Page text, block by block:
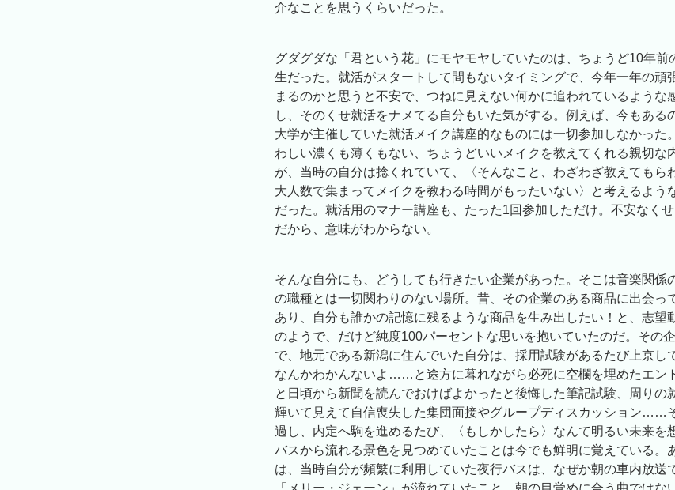
介なことを思うくらいだった。
グダグダな「君という花」にモヤモヤしていたのは、ちょうど10年前
生だった。就活がスタートして間もないタイミングで、今年一年の頑
まるのかと思うと不安で、つねに見えない何かに追われているような
し、そのくせ就活をナメてる自分もいた気がする。例えば、今もある
大学が主催していた就活メイク講座的なものには一切参加しなかった
わしい濃くも薄くもない、ちょうどいいメイクを教えてくれる親切な
が、当時の自分は捻くれていて、〈そんなこと、わざわざ教えてもら
大人数で集まってメイクを教わる時間がもったいない〉と考えるよう
だった。就活用のマナー講座も、たった1回参加しただけ。不安なく
だから、意味がわからない。
そんな自分にも、どうしても行きたい企業があった。そこは音楽関係
の職種とは一切関わりのない場所。昔、その企業のある商品に出会っ
あり、自分も誰かの記憶に残るような商品を生み出したい！と、志望
のようで、だけど純度100パーセントな思いを抱いていたのだ。その
で、地元である新潟に住んでいた自分は、採用試験があるたび上京し
なんかわかんないよ……と途方に暮れながら必死に空欄を埋めたエン
と日頃から新聞を読んでおけばよかったと後悔した筆記試験、周りの
輝いて見えて自信喪失した集団面接やグループディスカッション……
過し、内定へ駒を進めるたび、〈もしかしたら〉なんて明るい未来を
バスから流れる景色を見つめていたことは今でも鮮明に覚えている。
は、当時自分が頻繁に利用していた夜行バスは、なぜか朝の車内放